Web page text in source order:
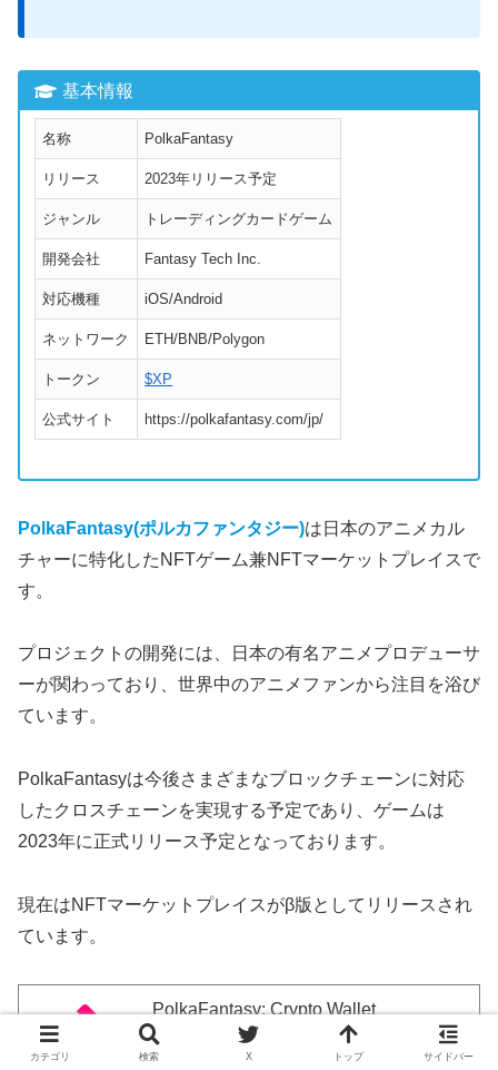
基本情報
名称 PolkaFantasy
リリース 2023年リリース予定
ジャンル トレーディングカードゲーム
開発会社 Fantasy Tech Inc.
対応機種 iOS/Android
ネットワーク ETH/BNB/Polygon
トークン $XP
公式サイト https://polkafantasy.com/jp/
PolkaFantasy(ポルカファンタジー)は日本のアニメカル
チャーに特化したNFTゲーム兼NFTマーケットプレイスで
す。
プロジェクトの開発には、日本の有名アニメプロデューサ
ーが関わっており、世界中のアニメファンから注目を浴び
ています。
PolkaFantasyは今後さまざまなブロックチェーンに対応
したクロスチェーンを実現する予定であり、ゲームは
2023年に正式リリース予定となっております。
現在はNFTマーケットプレイスがβ版としてリリースされ
ています。
PolkaFantasy: Crypto Wallet
posted with アプリーチ
カテゴリ 検索 X トップ サイドバー